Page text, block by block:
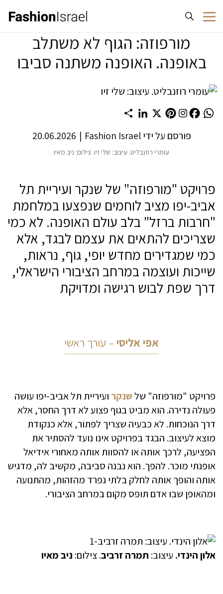
מורפוזה: הגוף לא משתלב
באופנה. האופנה משתנה סביבו
WhatsApp
Facebook
Pinterest
X
LinkedIn
Share
פורסם על ידיFashion Israel
|
20.06.2026
עומרי רוזנבליט. עיצוב: שלי זיו. צילום: ניב מאיו
פרויקט "מורפוזה" של שנקר ועיריית תל
אביב-יפו מציב לוחמים שנפצעו במלחמת
"חרבות ברזל" בלב עולם האופנה. לא כמי
שצריכים להתאים את עצמם לבגד, אלא
כמי שמגדירים מחדש יופי, גוף, נראות,
שייכות ועוצמה במרחב הציבורי הישראלי,
דרך שפת לבוש רגישה ומדויקת
אפי אליסי – עורך ראשי
פרויקט "מורפוזה" שלשנקר ועיריית תל אביב-יפו עושה
פעולה נדירה. הוא מביט בגוף פצוע לא דרך החסר, אלא
דרך הנוכחות. לא כבעיה שצריך לפתור, אלא כנקודת
מוצא לעיצוב. הבגד בפרויקט אינו נועד להסתיר את
הפציעה, לרכך אותה או להסוות אותה מאחורי אידיאל
אופנתי מוכר. להפך. הוא נבנה סביבה, מקשיב לה, מדגיש
אותה והופך אותה לחלק בלתי נפרד מהזהות, מהתנועה
ומהאופן שבו אדם תופס מקום במרחב הציבורי.
אלון הינדי. עיצוב: תמרה זרביב. צילום: ניב מאיו